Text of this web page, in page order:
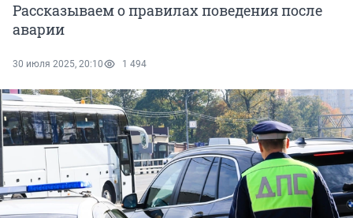
Рассказываем о правилах поведения после
аварии
30 июля 2025, 20:10 1 494